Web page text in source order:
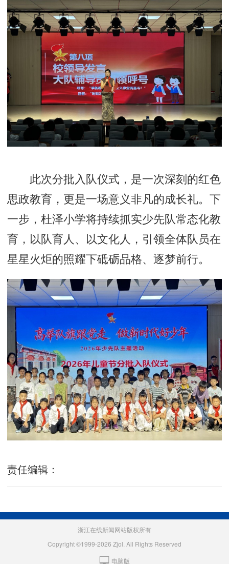
此次分批入队仪式，是一次深刻的红色
思政教育，更是一场意义非凡的成长礼。下
一步，杜泽小学将持续抓实少先队常态化教
育，以队育人、以文化人，引领全体队员在
星星火炬的照耀下砥砺品格、逐梦前行。
责任编辑：
浙江在线新闻网站版权所有
Copyright ©1999-2026 Zjol. All Rights Reserved
电脑版